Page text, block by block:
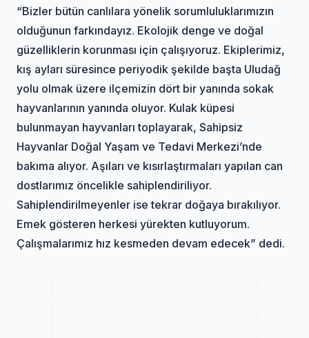
“Bizler bütün canlılara yönelik sorumluluklarımızın
olduğunun farkındayız. Ekolojik denge ve doğal
güzelliklerin korunması için çalışıyoruz. Ekiplerimiz,
kış ayları süresince periyodik şekilde başta Uludağ
yolu olmak üzere ilçemizin dört bir yanında sokak
hayvanlarının yanında oluyor. Kulak küpesi
bulunmayan hayvanları toplayarak, Sahipsiz
Hayvanlar Doğal Yaşam ve Tedavi Merkezi’nde
bakıma alıyor. Aşıları ve kısırlaştırmaları yapılan can
dostlarımız öncelikle sahiplendiriliyor.
Sahiplendirilmeyenler ise tekrar doğaya bırakılıyor.
Emek gösteren herkesi yürekten kutluyorum.
Çalışmalarımız hız kesmeden devam edecek” dedi.